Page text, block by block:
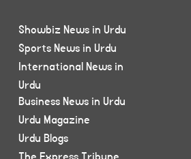
Showbiz News in Urdu
Sports News in Urdu
International News in
Urdu
Business News in Urdu
Urdu Magazine
Urdu Blogs